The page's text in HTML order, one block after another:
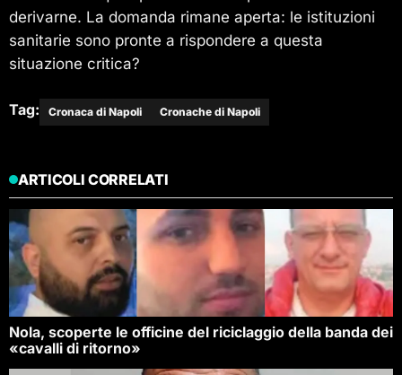
derivarne. La domanda rimane aperta: le istituzioni
sanitarie sono pronte a rispondere a questa
situazione critica?
Tag: Cronaca di Napoli Cronache di Napoli
ARTICOLI CORRELATI
Nola, scoperte le officine del riciclaggio della banda dei
«cavalli di ritorno»